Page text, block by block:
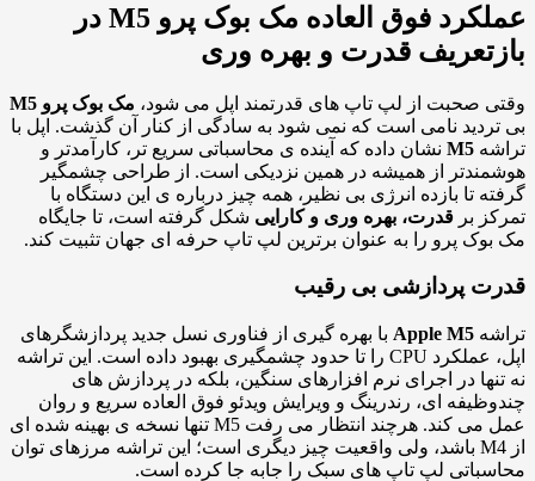
عملکرد فوق العاده مک بوک پرو M5 در
قدرت و بهره وری
صحبت از لپ تاپ های قدرتمند اپل می شود،مک بوک پرو M5
نامی است که نمی شود به سادگی از کنار آن گذشت. اپل با
M5نشان داده که آینده ی محاسباتی سریع تر، کارآمدتر و
از همیشه در همین نزدیکی است. از طراحی چشمگیر
تا بازده انرژی بی نظیر، همه چیز درباره ی این دستگاه با
برقدرت، بهره وری و کاراییشکل گرفته است، تا جایگاه
پرو را به عنوان برترین لپ تاپ حرفه ای جهان تثبیت کند.
پردازشی بی رقیب
Apple M5با بهره گیری از فناوری نسل جدید پردازشگرهای
اپل، عملکرد CPU را تا حدود چشمگیری بهبود داده است. این تراشه
در اجرای نرم افزارهای سنگین، بلکه در پردازش های
ای، رندرینگ و ویرایش ویدئو فوق العاده سریع و روان
عمل می کند. هرچند انتظار می رفت M5 تنها نسخه ی بهینه شده ای
از M4 باشد، ولی واقعیت چیز دیگری است؛ این تراشه مرزهای توان
لپ تاپ های سبک را جابه جا کرده است.